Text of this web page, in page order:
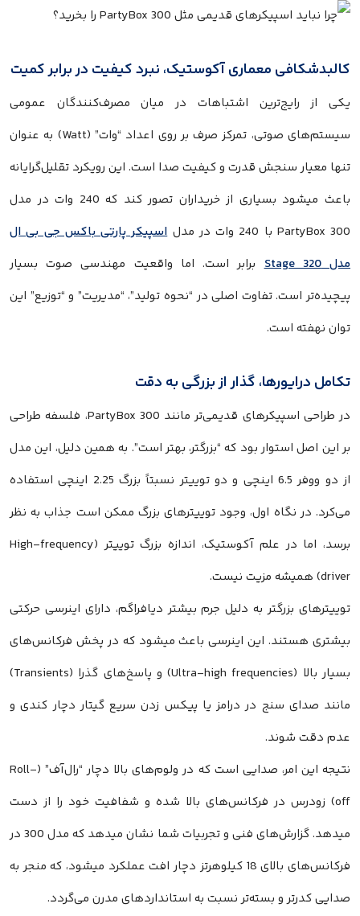
کالبدشکافی معماری آکوستیک، نبرد کیفیت در برابر کمیت
یکی از رایج‌ترین اشتباهات در میان مصرف‌کنندگان عمومی
سیستم‌های صوتی، تمرکز صرف بر روی اعداد “وات” (Watt) به عنوان
تنها معیار سنجش قدرت و کیفیت صدا است. این رویکرد تقلیل‌گرایانه
باعث میشود بسیاری از خریداران تصور کند که 240 وات در مدل
PartyBox 300 با 240 وات در مدل
اسپیکر پارتی باکس جی بی ال
مدل Stage 320
برابر است. اما واقعیت مهندسی صوت بسیار
پیچیده‌تر است. تفاوت اصلی در “نحوه تولید”، “مدیریت” و “توزیع” این
توان نهفته است.
تکامل درایورها، گذار از بزرگی به دقت
در طراحی اسپیکرهای قدیمی‌تر مانند PartyBox 300، فلسفه طراحی
بر این اصل استوار بود که “بزرگتر، بهتر است”. به همین دلیل، این مدل
از دو ووفر 6.5 اینچی و دو توییتر نسبتاً بزرگ 2.25 اینچی استفاده
می‌کرد. در نگاه اول، وجود توییترهای بزرگ ممکن است جذاب به نظر
برسد، اما در علم آکوستیک، اندازه بزرگ توییتر (High-frequency
driver) همیشه مزیت نیست.
توییترهای بزرگتر به دلیل جرم بیشتر دیافراگم، دارای اینرسی حرکتی
بیشتری هستند. این اینرسی باعث میشود که در پخش فرکانس‌های
بسیار بالا (Ultra-high frequencies) و پاسخ‌های گذرا (Transients)
مانند صدای سنج در درامز یا پیکس زدن سریع گیتار دچار کندی و
عدم دقت شوند.
نتیجه این امر، صدایی است که در ولوم‌های بالا دچار “رال‌آف” (Roll-
off) زودرس در فرکانس‌های بالا شده و شفافیت خود را از دست
میدهد. گزارش‌های فنی و تجربیات شما نشان میدهد که مدل 300 در
فرکانس‌های بالای 18 کیلوهرتز دچار افت عملکرد میشود، که منجر به
صدایی کدرتر و بسته‌تر نسبت به استانداردهای مدرن می‌گردد.